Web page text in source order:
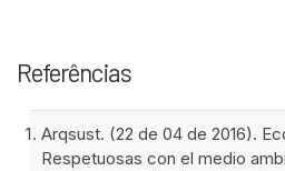
Referências
Arqsust. (22 de 04 de 2016).
Respetuosas con el medio